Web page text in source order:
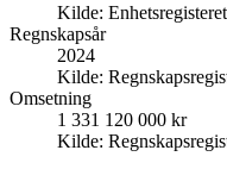
Kilde: Enhetsregisteret
Regnskapsår
2024
Kilde:
Omsetning
1 331 120 000 kr
Kilde: